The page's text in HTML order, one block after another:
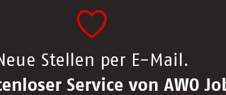
Stellen per E-Mail.
Service von AWO